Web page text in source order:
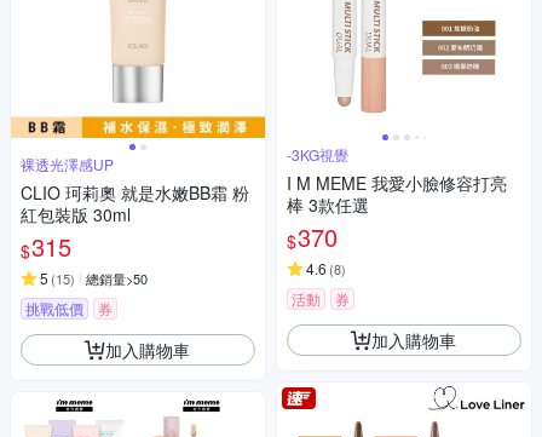
裸透光澤感UP
CLIO 珂莉奧 就是水嫩BB霜 粉
紅包裝版 30ml
$315
5 (15) 總銷量>50
挑戰低價 券
加入購物車
-3KG視覺
I M MEME 我愛小臉修容打亮
棒 3款任選
$370
4.6 (8)
活動 券
加入購物車